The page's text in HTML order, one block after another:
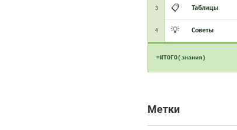
3 📋 Таблицы
4 💡 Советы
=ИТОГО(знания)
Метки